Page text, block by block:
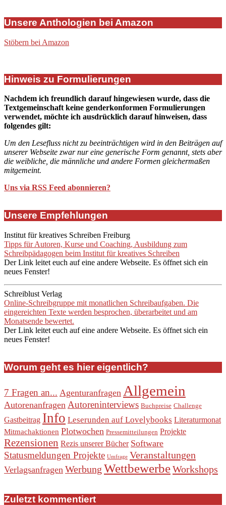
Unsere Anthologien bei Amazon
Stöbern bei Amazon
Hinweis zu Formulierungen
Nachdem ich freundlich darauf hingewiesen wurde, dass die
Textgemeinschaft keine genderkonformen Formulierungen
verwendet, möchte ich ausdrücklich darauf hinweisen, dass
folgendes gilt:
Um den Lesefluss nicht zu beeinträchtigen wird in den Beiträgen auf
unserer Webseite zwar nur eine generische Form genannt, stets aber
die weibliche, die männliche und andere Formen gleichermaßen
mitgemeint.
Uns via RSS Feed abonnieren?
Unsere Empfehlungen
Institut für kreatives Schreiben Freiburg
Tipps für Autoren, Kurse und Coaching, Ausbildung zum
Schreibpädagogen beim Institut für kreatives Schreiben
Der Link leitet euch auf eine andere Webseite. Es öffnet sich ein
neues Fenster!
Schreiblust Verlag
Online-Schreibgruppe mit monatlichen Schreibaufgaben. Die
eingereichten Texte werden besprochen, überarbeitet und am
Monatsende bewertet.
Der Link leitet euch auf eine andere Webseite. Es öffnet sich ein
neues Fenster!
Worum geht es hier eigentlich?
7 Fragen an... Agenturanfragen Allgemein
Autorenanfragen Autoreninterviews Buchpreise Challenge
Gastbeitrag Info Leserunden auf Lovelybooks Literaturmonat
Mitmachaktionen Plotwochen Pressemitteilungen Projekte
Rezensionen Rezis unserer Bücher Software
Statusmeldungen Projekte Umfrage Veranstaltungen
Verlagsanfragen Werbung WettbewerbeWorkshops
Zuletzt kommentiert